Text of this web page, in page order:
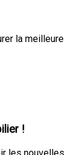
la meilleure
!